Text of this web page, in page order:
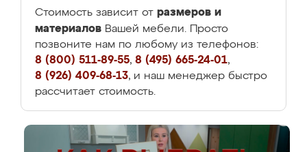
Стоимость зависит от размеров и
материалов Вашей мебели. Просто
позвоните нам по любому из телефонов:
8 (800) 511-89-55, 8 (495) 665-24-01,
8 (926) 409-68-13, и наш менеджер быстро
рассчитает стоимость.